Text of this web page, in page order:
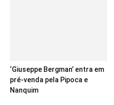
‘Giuseppe Bergman’ entra em
pré-venda pela Pipoca e
Nanquim